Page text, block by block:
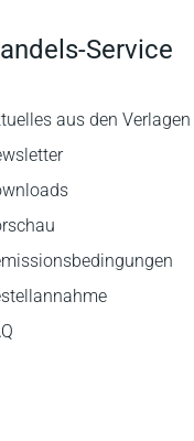
Service
aus den Verlagen